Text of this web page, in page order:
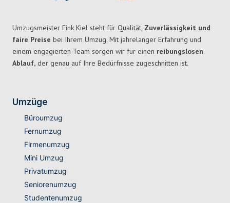
Umzugsmeister Fink Kiel steht für Qualität, Zuverlässigkeit und
faire Preise bei Ihrem Umzug. Mit jahrelanger Erfahrung und
einem engagierten Team sorgen wir für einen reibungslosen
Ablauf, der genau auf Ihre Bedürfnisse zugeschnitten ist.
Umzüge
Büroumzug
Fernumzug
Firmenumzug
Mini Umzug
Privatumzug
Seniorenumzug
Studentenumzug